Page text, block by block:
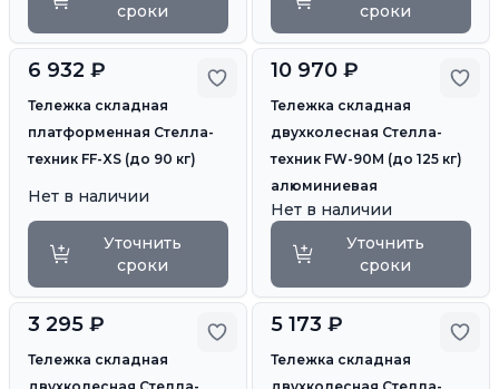
сроки
сроки
Добавить в избранное
6 932 ₽
Тележка складная
платформенная Стелла-
техник FF-XS (до 90 кг)
Нет в наличии
Уточнить
сроки
10 970 ₽
Тележка складная
двухколесная Стелла-
техник FW-90M (до 125 кг)
алюминиевая
Нет в наличии
Уточнить
сроки
Добавить в избранное
3 295 ₽
Тележка складная
5 173 ₽
Тележка складная